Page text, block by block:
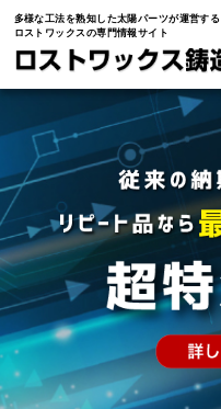
多様な工法を熟知した太陽パーツが運営する
ロストワックスの専門情報サイト